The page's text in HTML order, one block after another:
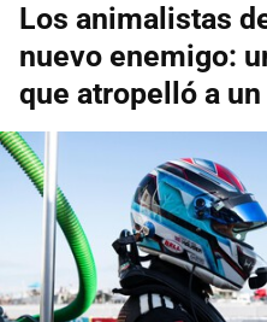
Los animalistas
nuevo enemigo:
que atropelló a